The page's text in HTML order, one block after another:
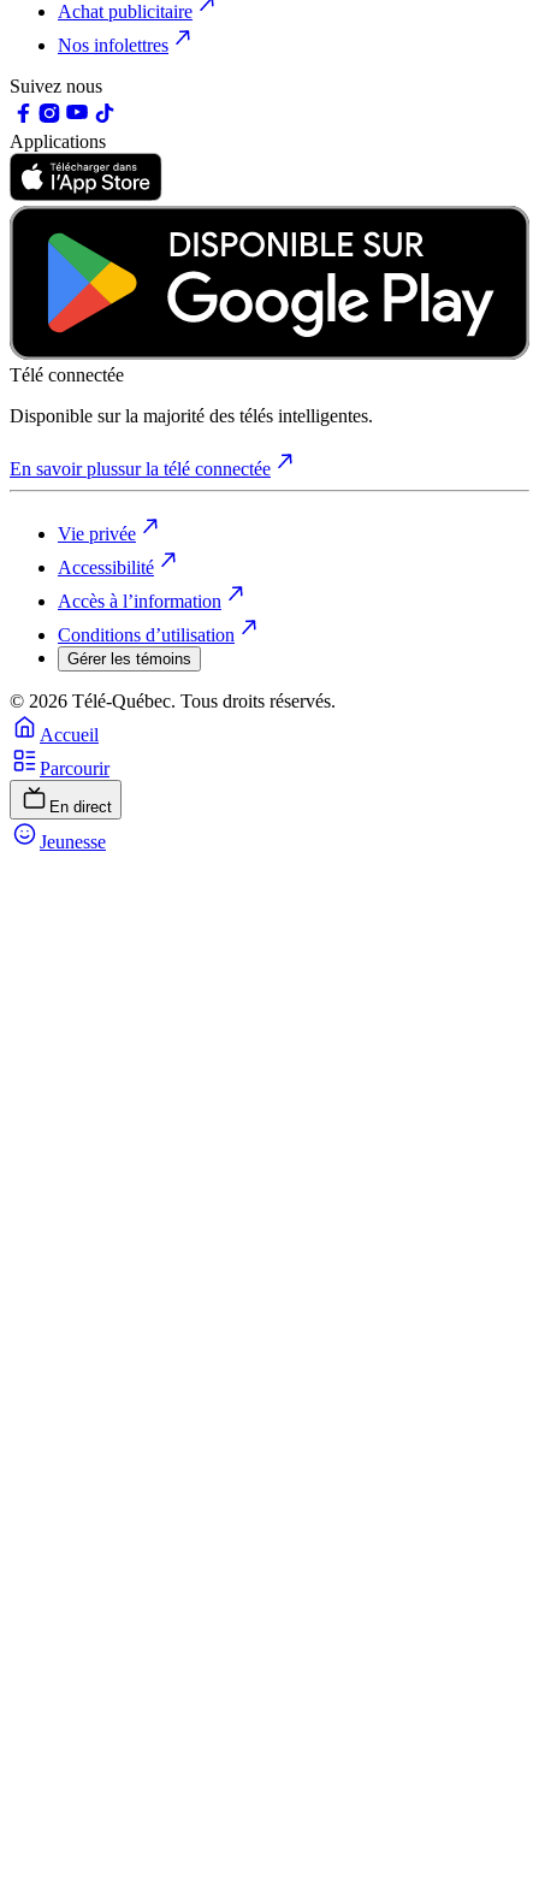
Achat publicitaire
Nos infolettres
Suivez nous
Applications
Télé connectée
Disponible sur la majorité des télés intelligentes.
En savoir plussur la télé connectée
Vie privée
Accessibilité
Accès à l’information
Conditions d’utilisation
Gérer les témoins
© 2026 Télé-Québec. Tous droits réservés.
Accueil
Parcourir
En direct
Jeunesse